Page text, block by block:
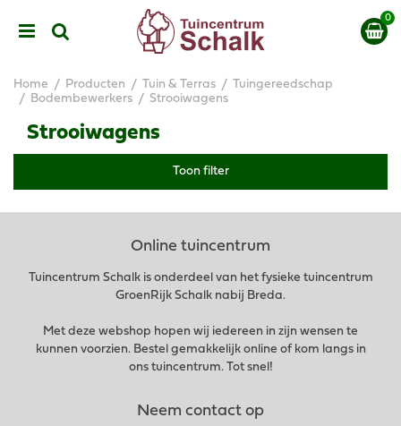
Home Producten Tuin & Terras
Tuingereedschap
Bodembewerkers
Strooiwagens
Strooiwagens
Toon filter
Online tuincentrum
Tuincentrum Schalk is onderdeel van het fysieke tuincentrum
GroenRijk Schalk nabij Breda.
Met deze webshop hopen wij iedereen in zijn wensen te
kunnen voorzien. Bestel gemakkelijk online of kom langs in
ons tuincentrum. Tot snel!
Neem contact op